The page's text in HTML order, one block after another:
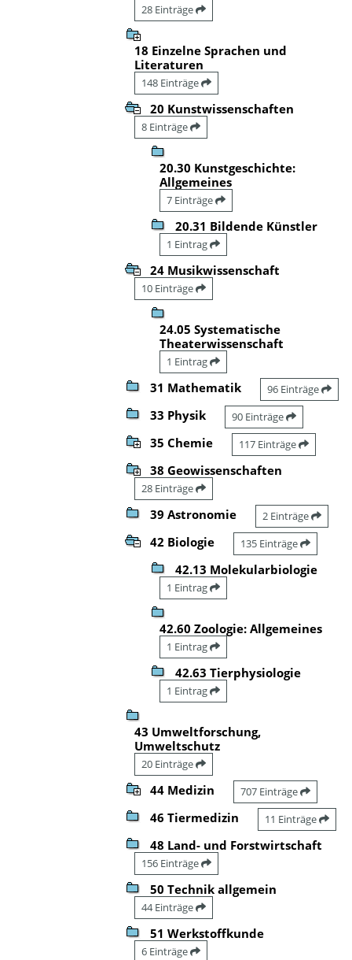
28 Einträge
18 Einzelne Sprachen und
Literaturen
148 Einträge
20 Kunstwissenschaften
8 Einträge
20.30 Kunstgeschichte:
Allgemeines
7 Einträge
20.31 Bildende Künstler
1 Eintrag
24 Musikwissenschaft
10 Einträge
24.05 Systematische
Theaterwissenschaft
1 Eintrag
31 Mathematik 96 Einträge
33 Physik 90 Einträge
35 Chemie 117 Einträge
38 Geowissenschaften
28 Einträge
39 Astronomie 2 Einträge
42 Biologie 135 Einträge
42.13 Molekularbiologie
1 Eintrag
42.60 Zoologie: Allgemeines
1 Eintrag
42.63 Tierphysiologie
1 Eintrag
43 Umweltforschung,
Umweltschutz
20 Einträge
44 Medizin 707 Einträge
46 Tiermedizin 11 Einträge
48 Land- und Forstwirtschaft
156 Einträge
50 Technik allgemein
44 Einträge
51 Werkstoffkunde
6 Einträge